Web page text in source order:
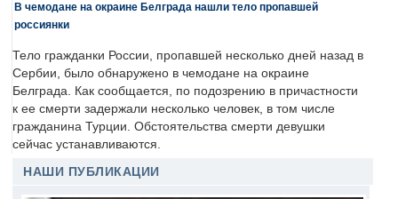
В чемодане на окраине Белграда нашли тело пропавшей
россиянки
Тело гражданки России, пропавшей несколько дней назад в
Сербии, было обнаружено в чемодане на окраине
Белграда. Как сообщается, по подозрению в причастности
к ее смерти задержали несколько человек, в том числе
гражданина Турции. Обстоятельства смерти девушки
сейчас устанавливаются.
НАШИ ПУБЛИКАЦИИ